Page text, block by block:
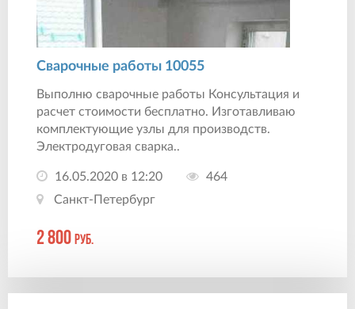
Сварочные работы 10055
Выполню сварочные работы Консультация и
расчет стоимости бесплатно. Изготавливаю
комплектующие узлы для производств.
Электродуговая сварка..
16.05.2020 в 12:20
464
Санкт-Петербург
2 800 руб.